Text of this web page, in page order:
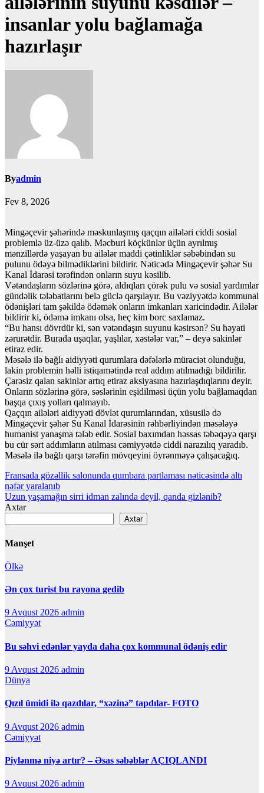
insanlar yolu bağlamağa
hazırlaşır
Byadmin
Fev 8, 2026
Mingəçevir şəhərində məskunlaşmış qaçqın ailələri ciddi sosial
problemlə üz-üzə qalıb. Məcburi köçkünlər üçün ayrılmış
mənzillərdə yaşayan bu ailələr maddi çətinliklər səbəbindən su
pulunu ödəyə bilmədiklərini bildirir. Nəticədə Mingəçevir şəhər Su
Kanal İdarəsi tərəfindən onların suyu kəsilib.
Vətəndaşların sözlərinə görə, aldıqları çörək pulu və sosial yardımlar
gündəlik tələbatlarını belə güclə qarşılayır. Bu vəziyyətdə kommunal
ödənişləri tam şəkildə ödəmək onların imkanları xaricindədir. Ailələr
bildirir ki, ödəmə imkanı olsa, heç kim borc saxlamaz.
“Bu hansı dövrdür ki, sən vətəndaşın suyunu kəsirsən? Su həyati
zərurətdir. Burada uşaqlar, yaşlılar, xəstələr var,” – deyə sakinlər
etiraz edir.
Məsələ ilə bağlı aidiyyəti qurumlara dəfələrlə müraciət olunduğu,
lakin problemin həlli istiqamətində real addım atılmadığı bildirilir.
Çarəsiz qalan sakinlər artıq etiraz aksiyasına hazırlaşdıqlarını deyir.
Onların sözlərinə görə, səslərinin eşidilməsi üçün yolu bağlamaqdan
başqa çıxış yolları qalmayıb.
Qaçqın ailələri aidiyyəti dövlət qurumlarından, xüsusilə də
Mingəçevir şəhər Su Kanal İdarəsinin rəhbərliyindən məsələyə
humanist yanaşma tələb edir. Sosial baxımdan həssas təbəqəyə qarşı
bu cür sərt addımların atılması cəmiyyətdə ciddi narazılıq yaradıb.
Məsələ ilə bağlı qarşı tərəfin mövqeyini öyrənməyə çalışacağıq.
Yazı
naviqasiyası
Fransada gözəllik salonunda qumbara partlaması nəticəsində altı
nəfər yaralanıb
Uzun yaşamağın sirri idman zalında deyil, qanda gizlənib?
Axtar
Axtar
Manşet
Ölkə
Ən çox turist bu rayona gedib
9 Avqust 2026 admin
Cəmiyyət
Bu səhvi edənlər yayda daha çox kommunal ödəniş edir
9 Avqust 2026 admin
Dünya
Qızıl ümidi ilə qazdılar, “xəzinə” tapdılar- FOTO
9 Avqust 2026 admin
Cəmiyyət
Piylənmə niyə artır? – Əsas səbəblər AÇIQLANDI
9 Avqust 2026 admin